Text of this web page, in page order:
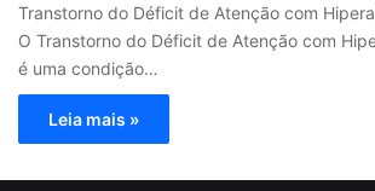
Transtorno do Déficit de Atenção com
O Transtorno do Déficit de Atenção com
é uma condição…
Leia mais »